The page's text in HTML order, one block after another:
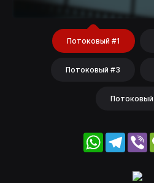
Потоковый #1
Потоковый #3
WhatsApp